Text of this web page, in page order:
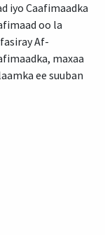
iyo Caafimaadka
oo la
Af-
maxaa
ee suuban